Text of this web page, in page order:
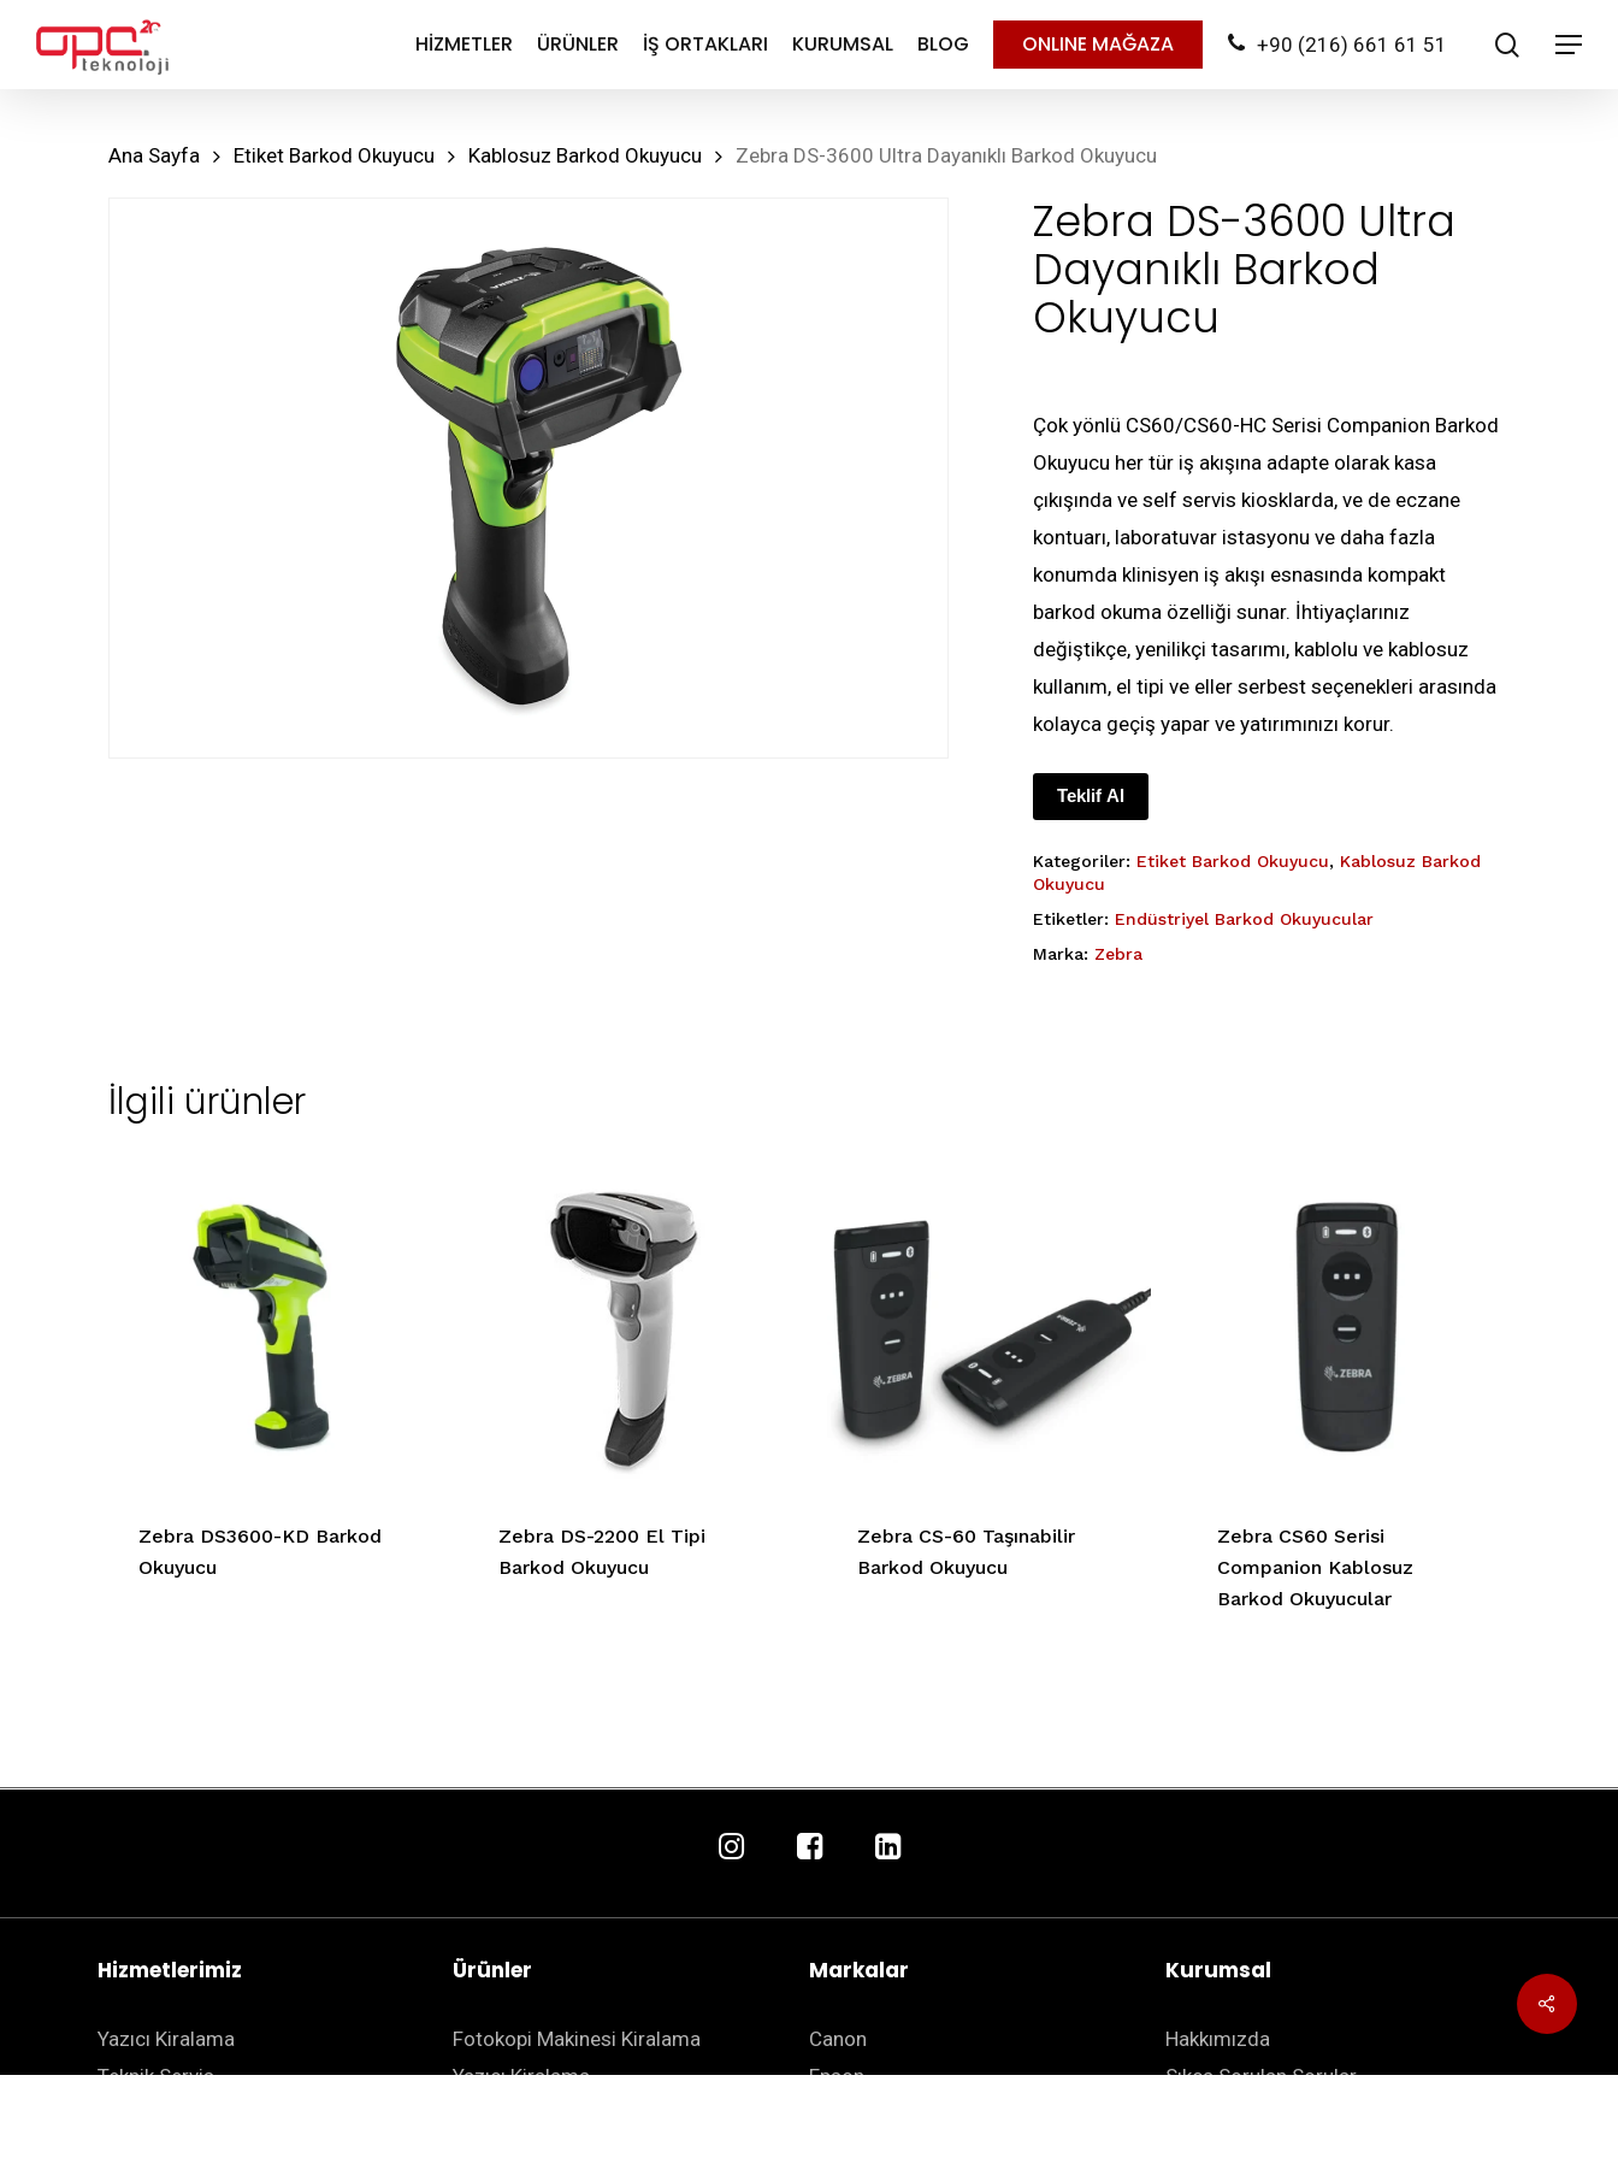
HIZMETLER ÜRÜNLER İŞ ORTAKLARI KURUMSAL BLOG ONLINE MAĞAZA +90 (216) 661 61 51 search
Menu
Ana Sayfa Etiket Barkod Okuyucu Kablosuz Barkod Okuyucu Zebra DS-3600 Ultra Dayanıklı Barkod Okuyucu
Zebra DS-3600 Ultra
Dayanıklı Barkod
Okuyucu
Çok yönlü CS60/CS60-HC Serisi Companion Barkod
Okuyucu her tür iş akışına adapte olarak kasa
çıkışında ve self servis kiosklarda, ve de eczane
kontuarı, laboratuvar istasyonu ve daha fazla
konumda klinisyen iş akışı esnasında kompakt
barkod okuma özelliği sunar. İhtiyaçlarınız
değiştikçe, yenilikçi tasarımı, kablolu ve kablosuz
kullanım, el tipi ve eller serbest seçenekleri arasında
kolayca geçiş yapar ve yatırımınızı korur.
Teklif Al
Kategoriler: Etiket Barkod Okuyucu, Kablosuz Barkod
Okuyucu
Etiketler: Endüstriyel Barkod Okuyucular
Marka: Zebra
İlgili ürünler
Zebra DS3600-KD Barkod
Okuyucu
Zebra DS-2200 El Tipi
Barkod Okuyucu
Zebra CS-60 Taşınabilir
Barkod Okuyucu
Zebra CS60 Serisi
Companion Kablosuz
Barkod Okuyucular
Hizmetlerimiz
Yazıcı Kiralama
Teknik Servis
Ürünler
Fotokopi Makinesi Kiralama
Yazıcı Kiralama
Markalar
Canon
Epson
Kurumsal
Hakkımızda
Sıkça Sorulan Sorular